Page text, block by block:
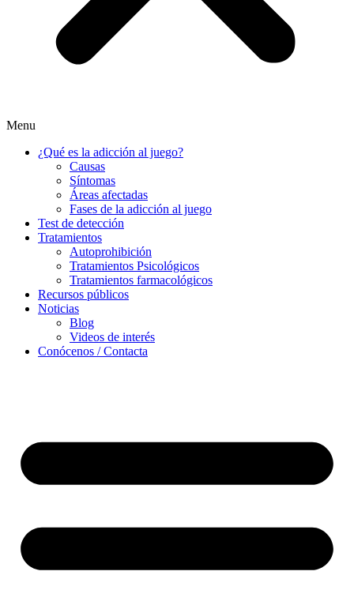
Menu
¿Qué es la adicción al juego?
Causas
Síntomas
Áreas afectadas
Fases de la adicción al juego
Test de detección
Tratamientos
Autoprohibición
Tratamientos Psicológicos
Tratamientos farmacológicos
Recursos públicos
Noticias
Blog
Videos de interés
Conócenos / Contacta